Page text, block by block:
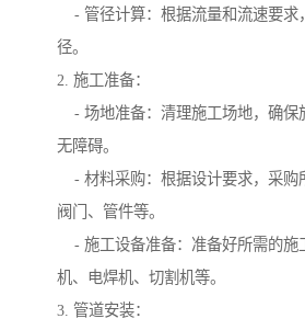
- 管径计算：根据流量和流速要求
径。
2. 施工准备：
- 场地准备：清理施工场地，确保
无障碍。
- 材料采购：根据设计要求，采购
阀门、管件等。
- 施工设备准备：准备好所需的施
机、电焊机、切割机等。
3. 管道安装：